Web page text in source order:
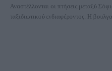
Αναστέλλονται οι πτήσεις μεταξύ
ταξιδιωτικού ενδιαφέροντος. Η